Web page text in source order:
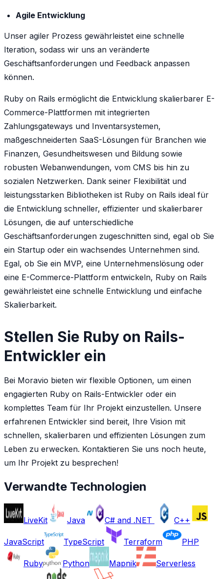
Agile Entwicklung
Unser agiler Prozess gewährleistet eine schnelle
Iteration, sodass wir uns an veränderte
Geschäftsanforderungen und Feedback anpassen
können.
Ruby on Rails ermöglicht die Entwicklung skalierbarer E-
Commerce-Plattformen mit integrierten
Zahlungsgateways und Inventarsystemen,
maßgeschneiderten SaaS-Lösungen für Branchen wie
Finanzen, Gesundheitswesen und Bildung sowie
robusten Webanwendungen, vom CMS bis hin zu
sozialen Netzwerken. Dank seiner Flexibilität und
leistungsstarken Bibliotheken ist Ruby on Rails ideal für
die Entwicklung schneller, effizienter und skalierbarer
Lösungen, die auf unterschiedliche
Geschäftsanforderungen zugeschnitten sind, egal ob Sie
ein Startup oder ein wachsendes Unternehmen sind.
Egal, ob Sie ein MVP, eine Unternehmenslösung oder
eine E-Commerce-Plattform entwickeln, Ruby on Rails
gewährleistet eine schnelle Entwicklung und einfache
Skalierbarkeit.
Stellen Sie Ruby on Rails-
Entwickler ein
Bei Moravio bieten wir flexible Optionen, um einen
engagierten Ruby on Rails-Entwickler oder ein
komplettes Team für Ihr Projekt einzustellen. Unsere
erfahrenen Entwickler sind bereit, Ihre Vision mit
schnellen, skalierbaren und effizienten Lösungen zum
Leben zu erwecken. Kontaktieren Sie uns noch heute,
um Ihr Projekt zu besprechen!
Verwandte Technologien
LiveKit Java C# and .NET C++
JavaScript TypeScript Terraform PHP
Ruby Python Mapnik Serverless